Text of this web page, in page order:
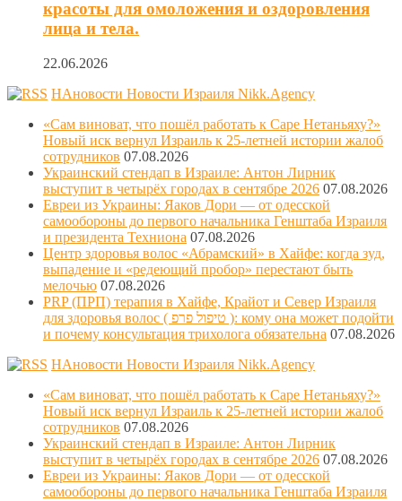
красоты для омоложения и оздоровления
лица и тела.
22.06.2026
НАновости Новости Израиля Nikk.Agency
«Сам виноват, что пошёл работать к Саре Нетаньяху?»
Новый иск вернул Израиль к 25-летней истории жалоб
сотрудников 07.08.2026
Украинский стендап в Израиле: Антон Лирник
выступит в четырёх городах в сентябре 2026 07.08.2026
Евреи из Украины: Яаков Дори — от одесской
самообороны до первого начальника Генштаба Израиля
и президента Техниона 07.08.2026
Центр здоровья волос «Абрaмский» в Хайфе: когда зуд,
выпадение и «редеющий пробор» перестают быть
мелочью 07.08.2026
PRP (ПРП) терапия в Хайфе, Крайот и Север Израиля
для здоровья волос ( טיפול פרפ ): кому она может подойти
и почему консультация трихолога обязательна 07.08.2026
НАновости Новости Израиля Nikk.Agency
«Сам виноват, что пошёл работать к Саре Нетаньяху?»
Новый иск вернул Израиль к 25-летней истории жалоб
сотрудников 07.08.2026
Украинский стендап в Израиле: Антон Лирник
выступит в четырёх городах в сентябре 2026 07.08.2026
Евреи из Украины: Яаков Дори — от одесской
самообороны до первого начальника Генштаба Израиля